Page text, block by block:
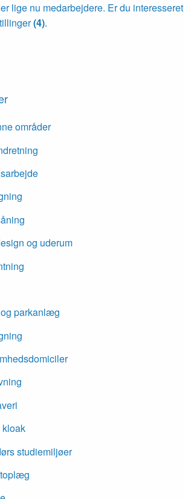
lige nu medarbejdere. Er du interesseret
(4).
områder
og uderum
parkanlæg
kloak
studiemiljøer